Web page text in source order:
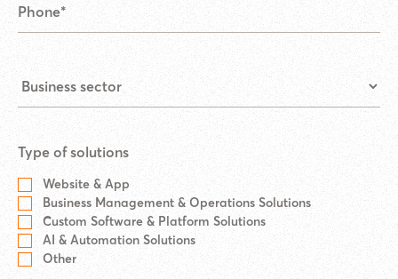
Type of solutions
Website & App
Business Management & Operations Solutions
Custom Software & Platform Solutions
AI & Automation Solutions
Other